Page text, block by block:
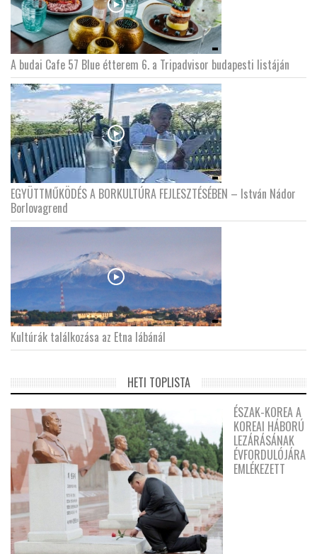
A budai Cafe 57 Blue étterem 6. a Tripadvisor budapesti listáján
EGYÜTTMŰKÖDÉS A BORKULTÚRA FEJLESZTÉSÉBEN – István Nádor
Borlovagrend
Kultúrák találkozása az Etna lábánál
HETI TOPLISTA
ÉSZAK-KOREA A
KOREAI HÁBORÚ
LEZÁRÁSÁNAK
ÉVFORDULÓJÁRA
EMLÉKEZETT